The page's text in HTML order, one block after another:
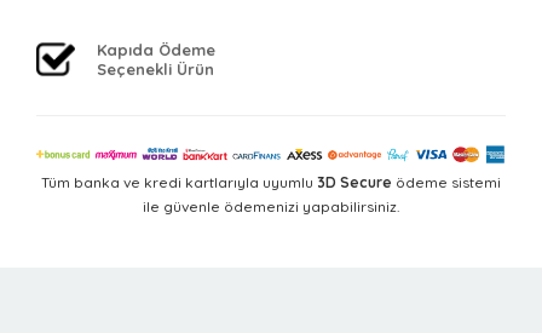
Kapıda Ödeme
Seçenekli Ürün
Tüm banka ve kredi kartlarıyla uyumlu 3D Secure ödeme sistemi
ile güvenle ödemenizi yapabilirsiniz.